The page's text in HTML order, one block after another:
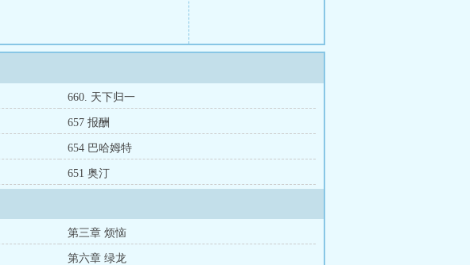
660. 天下归一
657 报酬
654 巴哈姆特
651 奥汀
第三章 烦恼
第六章 绿龙